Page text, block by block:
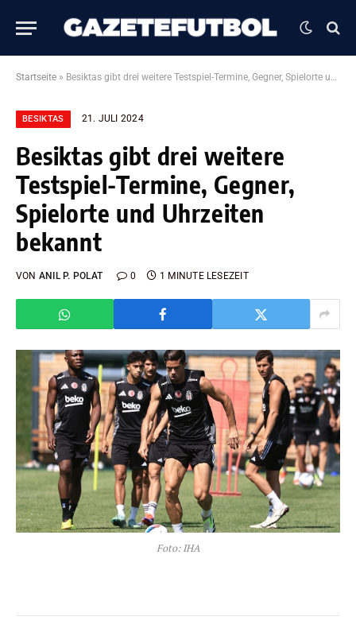
Startseite » Besiktas gibt drei weitere Testspiel-Termine, Gegner, Spielorte und Uhrzeiten bekannt
BESIKTAS 21. JULI 2024
Besiktas gibt drei weitere
Testspiel-Termine, Gegner,
Spielorte und Uhrzeiten
bekannt
VON ANIL P. POLAT 0 1 MINUTE LESEZEIT
Foto: IHA